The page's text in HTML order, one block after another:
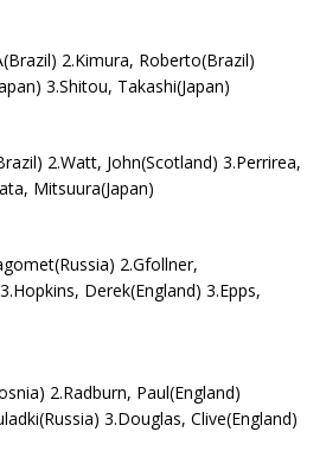
2.Kimura, Roberto(Brazil)
3.Shitou, Takashi(Japan)
2.Watt, John(Scotland) 3.Perrirea,
Mitsuura(Japan)
2.Gfollner,
Derek(England) 3.Epps,
2.Radburn, Paul(England)
3.Douglas, Clive(England)